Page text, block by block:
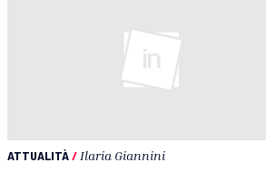
ATTUALITÀ/ Ilaria Giannini